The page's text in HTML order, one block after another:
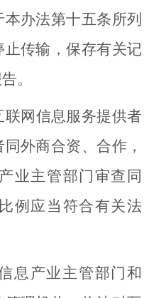
办法第十五条所列
传输，保存有关记
。
网信息服务提供者
外商合资、合作，
业主管部门审查同
例应当符合有关法
息产业主管部门和